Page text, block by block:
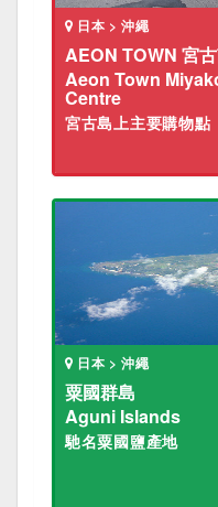
日本 > 沖繩
AEON TOWN 宮
Aeon Town
Centre
宮古島上主要購物點
日本 > 沖繩
粟國群島
Aguni Islands
馳名粟國鹽產地